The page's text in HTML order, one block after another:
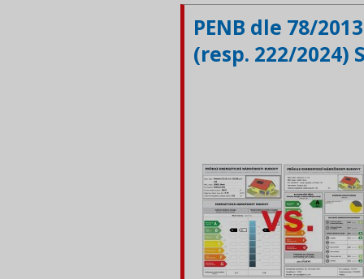
PENB dle 78/
(resp. 222/2024)